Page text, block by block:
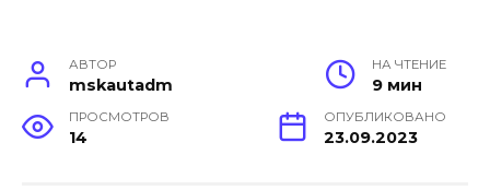
АВТОР
mskautadm
НА ЧТЕНИЕ
9 мин
ПРОСМОТРОВ
14
ОПУБЛИКОВАНО
23.09.2023